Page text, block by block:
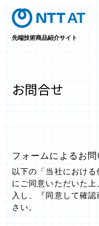
先端技術商品紹介サイト
お問合せ
フォームによるお問
以下の「当社における
にご同意いただいた
入し、『同意して確
さい。